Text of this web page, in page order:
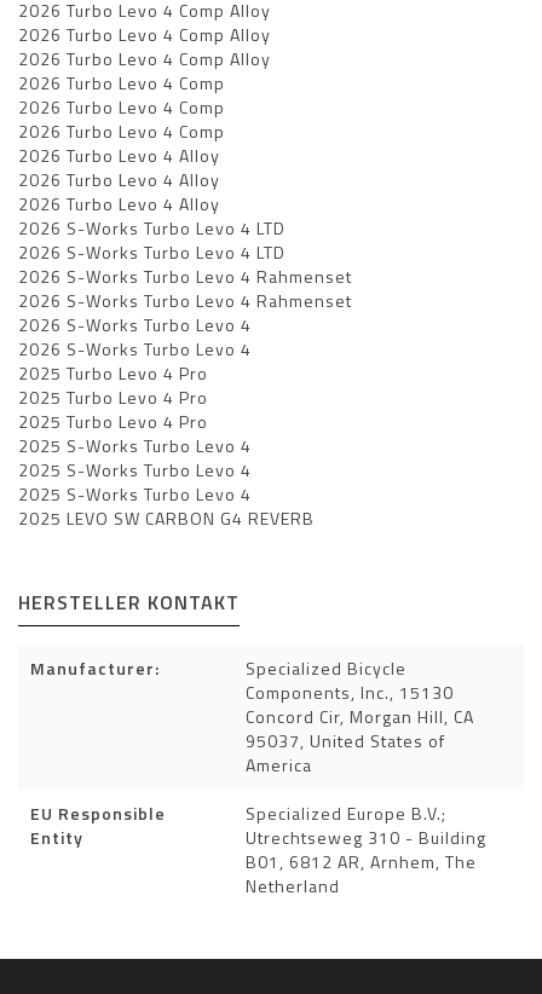
2026 Turbo Levo 4 Comp Alloy
2026 Turbo Levo 4 Comp Alloy
2026 Turbo Levo 4 Comp Alloy
2026 Turbo Levo 4 Comp
2026 Turbo Levo 4 Comp
2026 Turbo Levo 4 Comp
2026 Turbo Levo 4 Alloy
2026 Turbo Levo 4 Alloy
2026 Turbo Levo 4 Alloy
2026 S-Works Turbo Levo 4 LTD
2026 S-Works Turbo Levo 4 LTD
2026 S-Works Turbo Levo 4 Rahmenset
2026 S-Works Turbo Levo 4 Rahmenset
2026 S-Works Turbo Levo 4
2026 S-Works Turbo Levo 4
2025 Turbo Levo 4 Pro
2025 Turbo Levo 4 Pro
2025 Turbo Levo 4 Pro
2025 S-Works Turbo Levo 4
2025 S-Works Turbo Levo 4
2025 S-Works Turbo Levo 4
2025 LEVO SW CARBON G4 REVERB
HERSTELLER KONTAKT
Manufacturer:
Specialized Bicycle
Components, Inc., 15130
Concord Cir, Morgan Hill, CA
95037, United States of
America
EU Responsible
Entity
Specialized Europe B.V.;
Utrechtseweg 310 - Building
B01, 6812 AR, Arnhem, The
Netherland